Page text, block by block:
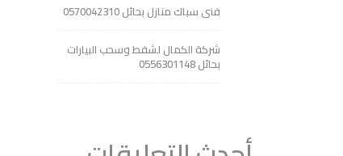
فنى سباك منازل بحائل 0570042310
شركة الكمال لشفط وسحب البيارات
بحائل 0556301148